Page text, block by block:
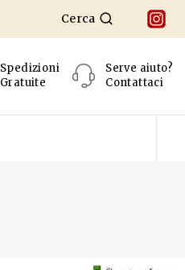
Cerca
Spedizioni
Gratuite
Serve aiuto?
Contattaci